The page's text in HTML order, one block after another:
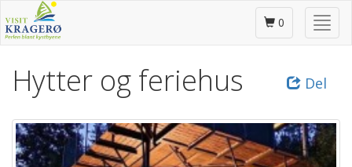
til
hovedinnhold
Skjul
/
0
Del
Hytter og feriehus